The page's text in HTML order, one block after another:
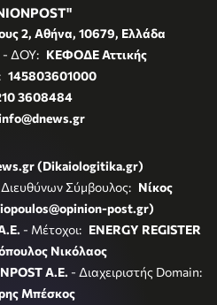
2, Αθήνα, 10679, Ελλάδα
- ΔΟΥ: ΚΕΦΟΔΕ Αττικής
145803601000
3608484
(Dikaiologitika.gr)
Σύμβουλος: Νίκος
post.gr)
- Μέτοχοι: ENERGY REGISTER
Νικόλαος
A.E. - Διαχειριστής Domain:
Μπέσκος